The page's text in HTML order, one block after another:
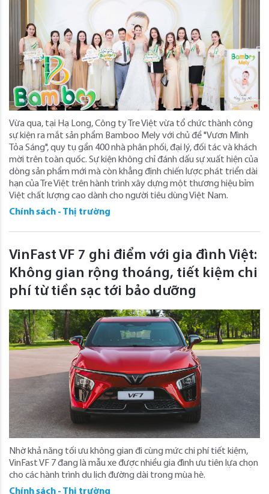
Vừa qua, tại Hạ Long, Công ty Tre Việt vừa tổ chức thành công
sự kiện ra mắt sản phẩm Bamboo Mely với chủ đề "Vươn Mình
Tỏa Sáng", quy tụ gần 400 nhà phân phối, đại lý, đối tác và khách
mời trên toàn quốc. Sự kiện không chỉ đánh dấu sự xuất hiện của
dòng sản phẩm mới mà còn khẳng định chiến lược phát triển dài
hạn của Tre Việt trên hành trình xây dựng một thương hiệu bỉm
Việt chất lượng cao dành cho người tiêu dùng Việt Nam.
Chính sách - Thị trường
VinFast VF 7 ghi điểm với gia đình Việt:
Không gian rộng thoáng, tiết kiệm chi
phí từ tiền sạc tới bảo dưỡng
Nhờ khả năng tối ưu không gian đi cùng mức chi phí tiết kiệm,
VinFast VF 7 đang là mẫu xe được nhiều gia đình ưu tiên lựa chọn
cho các hành trình du lịch đường dài trong mùa hè.
Chính sách - Thị trường